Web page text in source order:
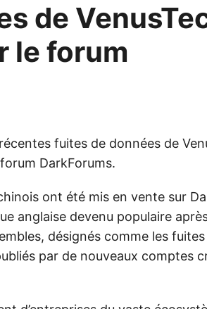
de
le forum
fuites de données de
DarkForums.
ont été mis en vente sur
anglaise devenu populaire
désignés comme les
par de nouveaux comptes